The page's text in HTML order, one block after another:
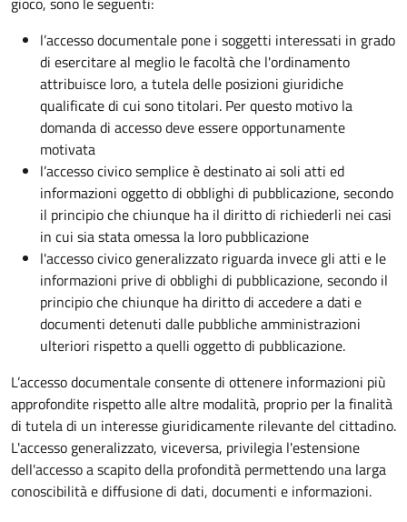
l’accesso documentale pone i soggetti interessati in grado
di esercitare al meglio le facoltà che l'ordinamento
attribuisce loro, a tutela delle posizioni giuridiche
qualificate di cui sono titolari. Per questo motivo la
domanda di accesso deve essere opportunamente
motivata
l’accesso civico semplice è destinato ai soli atti ed
informazioni oggetto di obblighi di pubblicazione, secondo
il principio che chiunque ha il diritto di richiederli nei casi
in cui sia stata omessa la loro pubblicazione
l'accesso civico generalizzato riguarda invece gli atti e le
informazioni prive di obblighi di pubblicazione, secondo il
principio che chiunque ha diritto di accedere a dati e
documenti detenuti dalle pubbliche amministrazioni
ulteriori rispetto a quelli oggetto di pubblicazione.
L’accesso documentale consente di ottenere informazioni più
approfondite rispetto alle altre modalità, proprio per la finalità
di tutela di un interesse giuridicamente rilevante del cittadino.
L'accesso generalizzato, viceversa, privilegia l'estensione
dell'accesso a scapito della profondità permettendo una larga
conoscibilità e diffusione di dati, documenti e informazioni.